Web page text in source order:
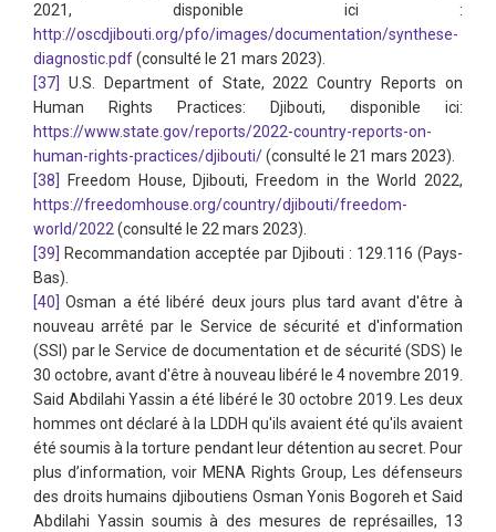
2021, disponible ici :
http://oscdjibouti.org/pfo/images/documentation/synthese-
diagnostic.pdf(consulté le 21 mars 2023).
[37]
U.S. Department of State, 2022 Country Reports on
Human Rights Practices: Djibouti, disponible ici:
https://www.state.gov/reports/2022-country-reports-on-
human-rights-practices/djibouti/(consulté le 21 mars 2023).
[38]
Freedom House, Djibouti, Freedom in the World 2022,
https://freedomhouse.org/country/djibouti/freedom-
world/2022(consulté le 22 mars 2023).
[39]
Recommandation acceptée par Djibouti : 129.116 (Pays-
Bas).
[40]
Osman a été libéré deux jours plus tard avant d'être à
nouveau arrêté par le Service de sécurité et d'information
(SSI) par le Service de documentation et de sécurité (SDS) le
30 octobre, avant d'être à nouveau libéré le 4 novembre 2019.
Said Abdilahi Yassin a été libéré le 30 octobre 2019. Les deux
hommes ont déclaré à la LDDH qu'ils avaient été qu'ils avaient
été soumis à la torture pendant leur détention au secret. Pour
plus d’information, voir MENA Rights Group, Les défenseurs
des droits humains djiboutiens Osman Yonis Bogoreh et Said
Abdilahi Yassin soumis à des mesures de représailles, 13